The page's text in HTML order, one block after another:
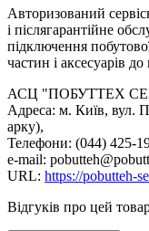
Авторизований
і післягарантійне
підключення
частин і аксесуарів
АСЦ "ПОБУТТЕХ
Адреса: м. Київ, вул.
арку),
Телефони: (044) 425-
e-mail:
URL: https://pobutteh-
Відгуків про цей